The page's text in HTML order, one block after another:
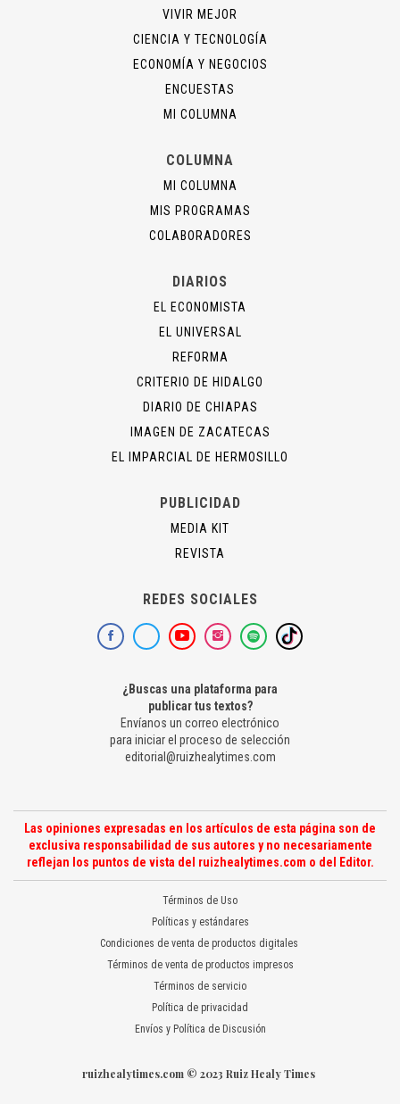
VIVIR MEJOR
CIENCIA Y TECNOLOGÍA
ECONOMÍA Y NEGOCIOS
ENCUESTAS
MI COLUMNA
COLUMNA
MI COLUMNA
MIS PROGRAMAS
COLABORADORES
DIARIOS
EL ECONOMISTA
EL UNIVERSAL
REFORMA
CRITERIO DE HIDALGO
DIARIO DE CHIAPAS
IMAGEN DE ZACATECAS
EL IMPARCIAL DE HERMOSILLO
PUBLICIDAD
MEDIA KIT
REVISTA
REDES SOCIALES
¿Buscas una plataforma para
publicar tus textos?
Envíanos un correo electrónico
para iniciar el proceso de selección
editorial@ruizhealytimes.com
Las opiniones expresadas en los artículos de esta página son de
exclusiva responsabilidad de sus autores y no necesariamente
reflejan los puntos de vista del ruizhealytimes.com o del Editor.
Términos de Uso
Políticas y estándares
Condiciones de venta de productos digitales
Términos de venta de productos impresos
Términos de servicio
Política de privacidad
Envíos y Política de Discusión
ruizhealytimes.com © 2023 Ruiz Healy Times